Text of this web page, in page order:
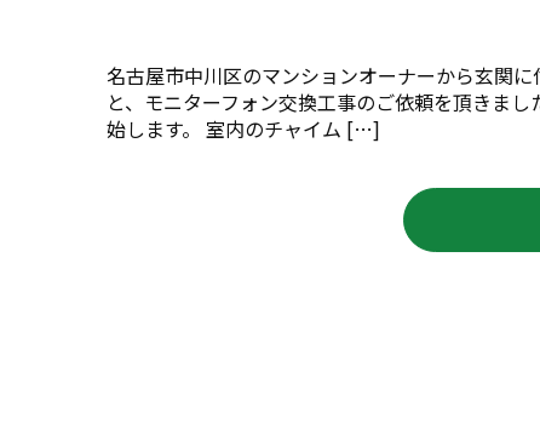
名古屋市中川区のマンションオーナーから玄関
と、モニターフォン交換工事のご依頼を頂きま
始します。 室内のチャイム […]